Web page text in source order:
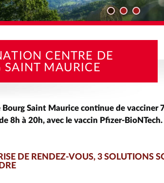
CENTRE DE
SAINT MAURICE
Bourg Saint Maurice continue de vacciner
8h à 20h, avec le vaccin Pfizer-BioNTech.
DE RENDEZ-VOUS, 3 SOLUTIONS